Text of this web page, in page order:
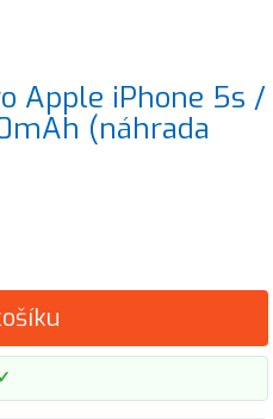
Apple iPhone 5s /
(náhrada
✓